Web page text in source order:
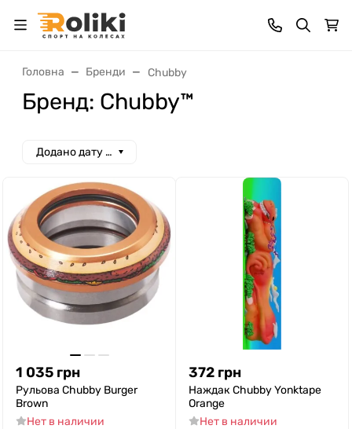
Головна Бренди Chubby
Бренд: Chubby™
Додано дату спад
1 035 грн
Рульова Chubby Burger
Brown
Нет в наличии
372 грн
Наждак Chubby Yonktape
Orange
Нет в наличии